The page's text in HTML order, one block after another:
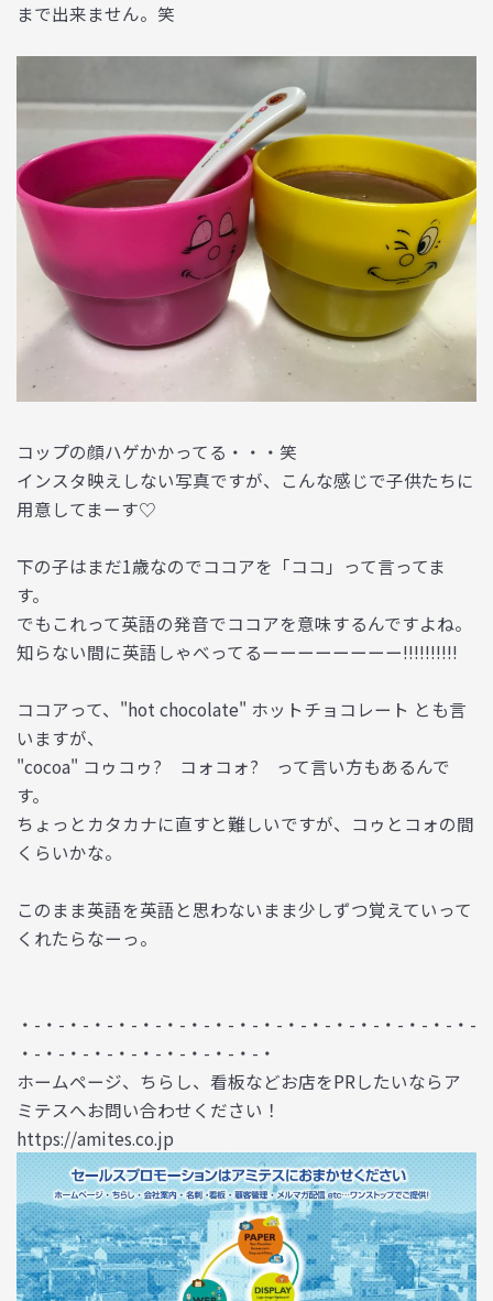
まで出来ません。笑
コップの顔ハゲかかってる・・・笑
インスタ映えしない写真ですが、こんな感じで子供たちに
用意してまーす♡
下の子はまだ1歳なのでココアを「ココ」って言ってま
す。
でもこれって英語の発音でココアを意味するんですよね。
知らない間に英語しゃべってるーーーーーーーー!!!!!!!!!!
ココアって、"hot chocolate" ホットチョコレート とも言
いますが、
"cocoa" コゥコゥ? コォコォ? って言い方もあるんで
す。
ちょっとカタカナに直すと難しいですが、コゥとコォの間
くらいかな。
このまま英語を英語と思わないまま少しずつ覚えていって
くれたらなーっ。
・-・-・-・-・-・-・-・-・-・-・-・-・-・-・-・-・-・-・-
・-・-・-・-・-・-・-・-・-・-・
ホームページ、ちらし、看板などお店をPRしたいならア
ミテスへお問い合わせください！
https://amites.co.jp